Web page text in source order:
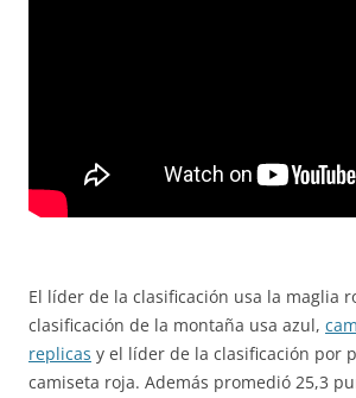
El líder de la clasificación usa la maglia
clasificación de la montaña usa azul,
replicas y el líder de la clasificación por
camiseta roja. Además promedió 25,3